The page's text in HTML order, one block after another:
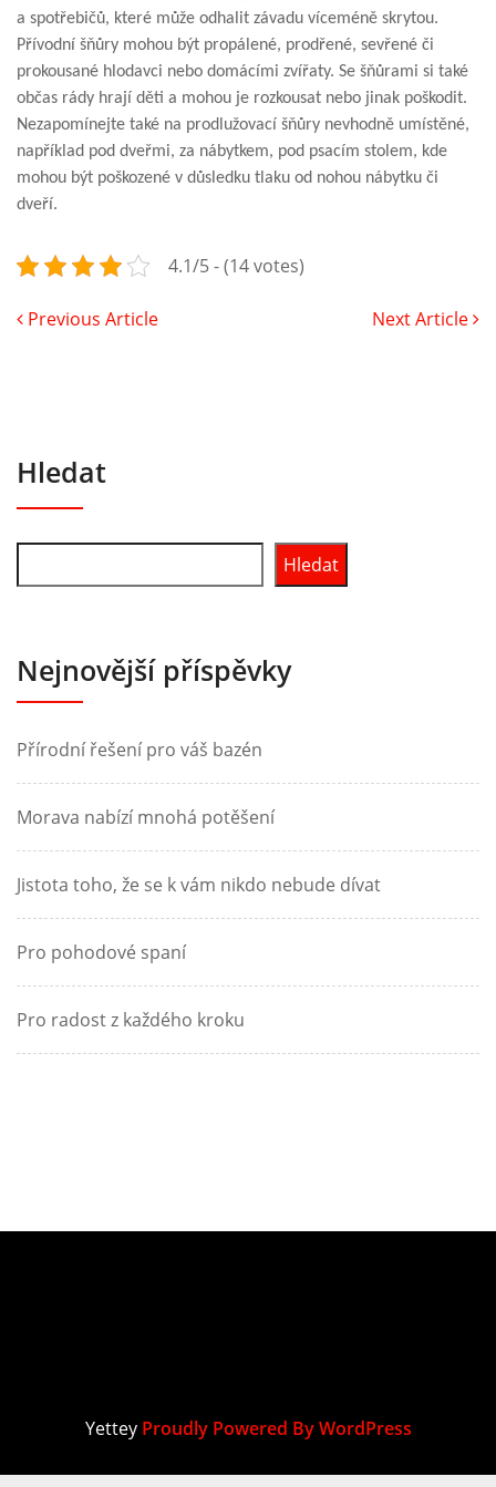
a spotřebičů, které může odhalit závadu víceméně skrytou.
Přívodní šňůry mohou být propálené, prodřené, sevřené či
prokousané hlodavci nebo domácími zvířaty. Se šňůrami si také
občas rády hrají děti a mohou je rozkousat nebo jinak poškodit.
Nezapomínejte také na prodlužovací šňůry nevhodně umístěné,
například pod dveřmi, za nábytkem, pod psacím stolem, kde
mohou být poškozené v důsledku tlaku od nohou nábytku či
dveří.
4.1/5 - (14 votes)
Previous Article Next Article
Hledat
Hledat
Nejnovější příspěvky
Přírodní řešení pro váš bazén
Morava nabízí mnohá potěšení
Jistota toho, že se k vám nikdo nebude dívat
Pro pohodové spaní
Pro radost z každého kroku
Yettey Proudly Powered By WordPress